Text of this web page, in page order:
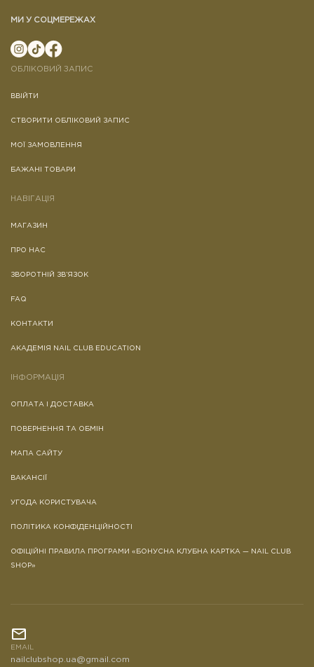
МИ У СОЦМЕРЕЖАХ
ОБЛІКОВИЙ ЗАПИС
ВВІЙТИ
СТВОРИТИ ОБЛІКОВИЙ ЗАПИС
МОЇ ЗАМОВЛЕННЯ
БАЖАНІ ТОВАРИ
НАВІГАЦІЯ
МАГАЗИН
ПРО НАС
ЗВОРОТНІЙ ЗВ’ЯЗОК
FAQ
КОНТАКТИ
АКАДЕМІЯ NAIL CLUB EDUCATION
ІНФОРМАЦІЯ
ОПЛАТА І ДОСТАВКА
ПОВЕРНЕННЯ ТА ОБМІН
МАПА САЙТУ
ВАКАНСІЇ
УГОДА КОРИСТУВАЧА
ПОЛІТИКА КОНФІДЕНЦІЙНОСТІ
ОФІЦІЙНІ ПРАВИЛА ПРОГРАМИ «БОНУСНА КЛУБНА КАРТКА — NAIL CLUB
SHOP»
EMAIL
nailclubshop.ua@gmail.com